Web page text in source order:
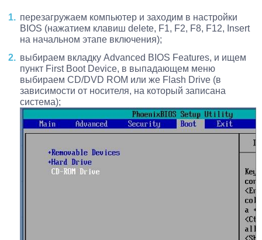
перезагружаем компьютер и заходим в настройки
BIOS (нажатием клавиш delete, F1, F2, F8, F12, Insert
на начальном этапе включения);
выбираем вкладку Advanced BIOS Features, и ищем
пункт First Boot Device, в выпадающем меню
выбираем CD/DVD ROM или же Flash Drive (в
зависимости от носителя, на который записана
система);